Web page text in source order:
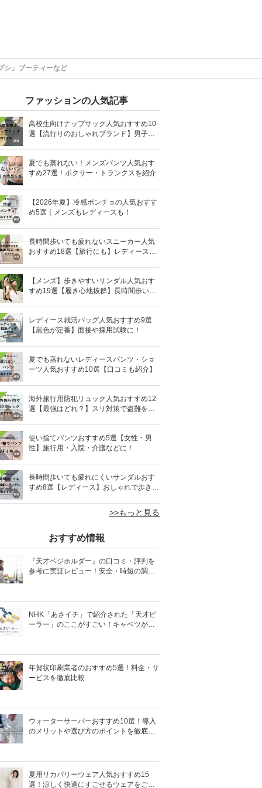
シ」ブーティーなど
ファッションの人気記事
高校生向けナップサック人気おすすめ10
選【流行りのおしゃれブランド】男子・
夏でも蒸れない！メンズパンツ人気おす
すめ27選！ボクサー・トランクスを紹介
【2026年夏】冷感ポンチョの人気おすす
め5選｜メンズもレディースも！
長時間歩いても疲れないスニーカー人気
おすすめ18選【旅行にも】レディース・
【メンズ】歩きやすいサンダル人気おす
すめ19選【履き心地抜群】長時間歩いて
レディース就活バッグ人気おすすめ9選
【黒色が定番】面接や採用試験に！
夏でも蒸れないレディースパンツ・ショ
ーツ人気おすすめ10選【口コミも紹介】
海外旅行用防犯リュック人気おすすめ12
選【最強はどれ？】スリ対策で盗難を防
使い捨てパンツおすすめ5選【女性・男
性】旅行用・入院・介護などに！
長時間歩いても疲れにくいサンダルおす
すめ8選【レディース】おしゃれで歩きや
>>もっと見る
おすすめ情報
『天才ベジホルダー』の口コミ・評判を
参考に実証レビュー！安全・時短の調理
NHK「あさイチ」で紹介された「天才ピ
ーラー」のここがすごい！キャベツがほ
年賀状印刷業者のおすすめ5選！料金・サ
ービスを徹底比較
ウォーターサーバーおすすめ10選！導入
のメリットや選び方のポイントを徹底解
夏用リカバリーウェア人気おすすめ15
選！涼しく快適にすごせるウェアをご紹